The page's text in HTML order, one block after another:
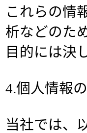
これらの情
析などのた
目的には決
4.個人情報
当社では、